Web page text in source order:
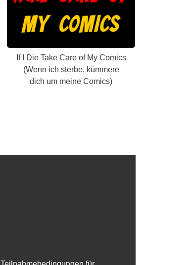
If I Die Take Care of My Comics
(Wenn ich sterbe, kümmere
dich um meine Comics)